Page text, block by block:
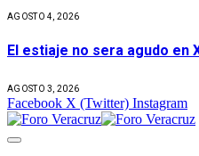
AGOSTO 4, 2026
El estiaje no sera agudo en
AGOSTO 3, 2026
Facebook X (Twitter) Instagram